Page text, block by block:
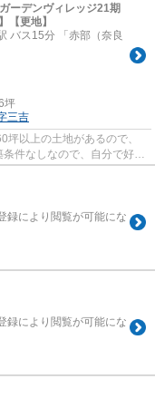
ーデンヴィレッジ21期
【更地】
バス15分 「赤部（奈良
坪
三吉
以上の土地があるので、
件なしなので、自分で好き
...
録により閲覧が可能にな
録により閲覧が可能にな